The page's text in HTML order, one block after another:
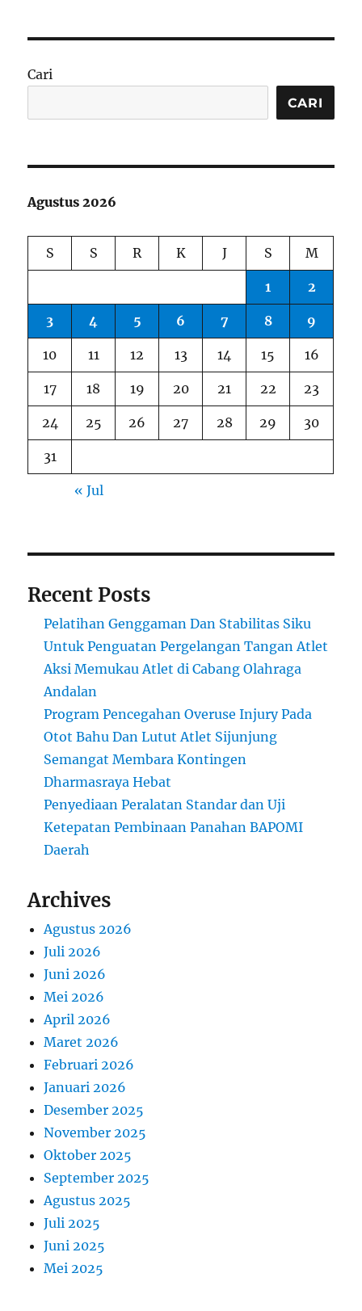
Cari
CARI
Agustus 2026
S S R K J S M
1 2
3 4 5 6 7 8 9
10 11 12 13 14 15 16
17 18 19 20 21 22 23
24 25 26 27 28 29 30
31
« Jul
Recent Posts
Pelatihan Genggaman Dan Stabilitas Siku
Untuk Penguatan Pergelangan Tangan Atlet
Aksi Memukau Atlet di Cabang Olahraga
Andalan
Program Pencegahan Overuse Injury Pada
Otot Bahu Dan Lutut Atlet Sijunjung
Semangat Membara Kontingen
Dharmasraya Hebat
Penyediaan Peralatan Standar dan Uji
Ketepatan Pembinaan Panahan BAPOMI
Daerah
Archives
Agustus 2026
Juli 2026
Juni 2026
Mei 2026
April 2026
Maret 2026
Februari 2026
Januari 2026
Desember 2025
November 2025
Oktober 2025
September 2025
Agustus 2025
Juli 2025
Juni 2025
Mei 2025